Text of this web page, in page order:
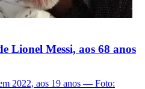
Lionel Messi, aos 68 anos